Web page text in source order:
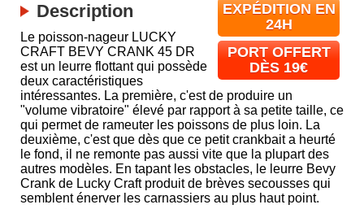
EXPÉDITION EN
24H
PORT OFFERT
DÈS 19€
Description
Le poisson-nageur LUCKY
CRAFT BEVY CRANK 45 DR
est un leurre flottant qui possède
deux caractéristiques
intéressantes. La première, c'est de produire un
"volume vibratoire" élevé par rapport à sa petite taille, ce
qui permet de rameuter les poissons de plus loin. La
deuxième, c'est que dès que ce petit crankbait a heurté
le fond, il ne remonte pas aussi vite que la plupart des
autres modèles. En tapant les obstacles, le leurre Bevy
Crank de Lucky Craft produit de brèves secousses qui
semblent énerver les carnassiers au plus haut point.